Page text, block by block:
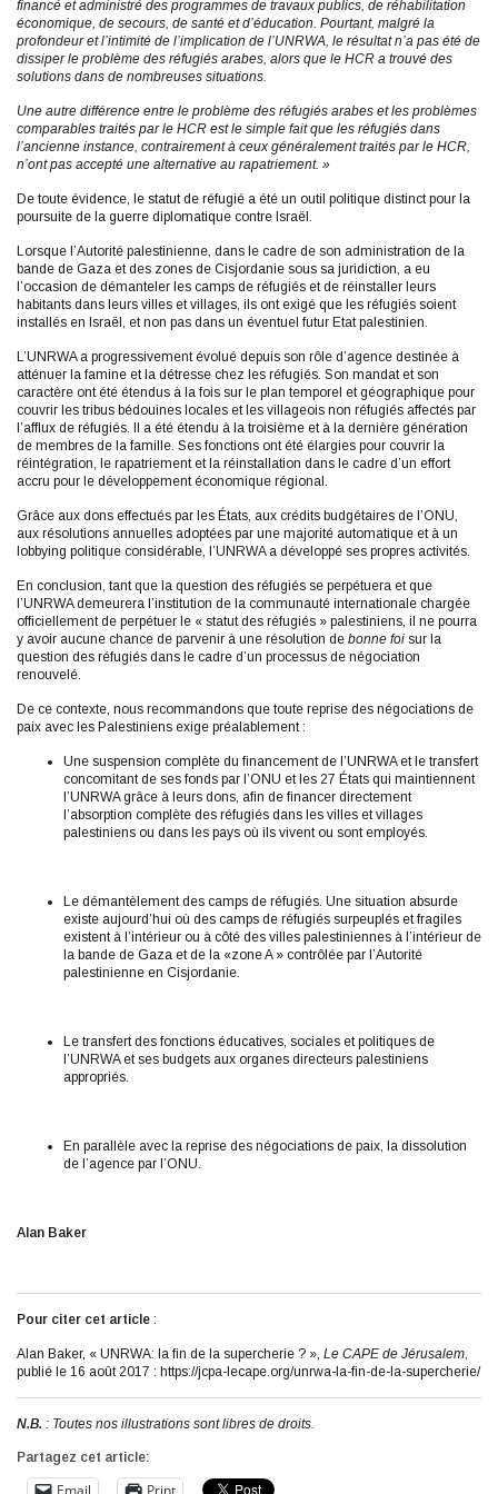
financé et administré des programmes de travaux publics, de réhabilitation
économique, de secours, de santé et d’éducation. Pourtant, malgré la
profondeur et l’intimité de l’implication de l’UNRWA, le résultat n’a pas été de
dissiper le problème des réfugiés arabes, alors que le HCR a trouvé des
solutions dans de nombreuses situations.
Une autre différence entre le problème des réfugiés arabes et les problèmes
comparables traités par le HCR est le simple fait que les réfugiés dans
l’ancienne instance, contrairement à ceux généralement traités par le HCR,
n’ont pas accepté une alternative au rapatriement. »
De toute évidence, le statut de réfugié a été un outil politique distinct pour la
poursuite de la guerre diplomatique contre Israël.
Lorsque l’Autorité palestinienne, dans le cadre de son administration de la
bande de Gaza et des zones de Cisjordanie sous sa juridiction, a eu
l’occasion de démanteler les camps de réfugiés et de réinstaller leurs
habitants dans leurs villes et villages, ils ont exigé que les réfugiés soient
installés en Israël, et non pas dans un éventuel futur Etat palestinien.
L’UNRWA a progressivement évolué depuis son rôle d’agence destinée à
atténuer la famine et la détresse chez les réfugiés. Son mandat et son
caractère ont été étendus à la fois sur le plan temporel et géographique pour
couvrir les tribus bédouines locales et les villageois non réfugiés affectés par
l’afflux de réfugiés. Il a été étendu à la troisième et à la dernière génération
de membres de la famille. Ses fonctions ont été élargies pour couvrir la
réintégration, le rapatriement et la réinstallation dans le cadre d’un effort
accru pour le développement économique régional.
Grâce aux dons effectués par les États, aux crédits budgétaires de l’ONU,
aux résolutions annuelles adoptées par une majorité automatique et à un
lobbying politique considérable, l’UNRWA a développé ses propres activités.
En conclusion, tant que la question des réfugiés se perpétuera et que
l’UNRWA demeurera l’institution de la communauté internationale chargée
officiellement de perpétuer le « statut des réfugiés » palestiniens, il ne pourra
y avoir aucune chance de parvenir à une résolution de bonne foi sur la
question des réfugiés dans le cadre d’un processus de négociation
renouvelé.
De ce contexte, nous recommandons que toute reprise des négociations de
paix avec les Palestiniens exige préalablement :
Une suspension complète du financement de l’UNRWA et le transfert
concomitant de ses fonds par l’ONU et les 27 États qui maintiennent
l’UNRWA grâce à leurs dons, afin de financer directement
l’absorption complète des réfugiés dans les villes et villages
palestiniens ou dans les pays où ils vivent ou sont employés.
Le démantèlement des camps de réfugiés. Une situation absurde
existe aujourd’hui où des camps de réfugiés surpeuplés et fragiles
existent à l’intérieur ou à côté des villes palestiniennes à l’intérieur de
la bande de Gaza et de la «zone A » contrôlée par l’Autorité
palestinienne en Cisjordanie.
Le transfert des fonctions éducatives, sociales et politiques de
l’UNRWA et ses budgets aux organes directeurs palestiniens
appropriés.
En parallèle avec la reprise des négociations de paix, la dissolution
de l’agence par l’ONU.
Alan Baker
Pour citer cet article :
Alan Baker, « UNRWA: la fin de la supercherie ? », Le CAPE de Jérusalem,
publié le 16 août 2017 : https://jcpa-lecape.org/unrwa-la-fin-de-la-supercherie/
N.B. : Toutes nos illustrations sont libres de droits.
Partagez cet article:
Email Print